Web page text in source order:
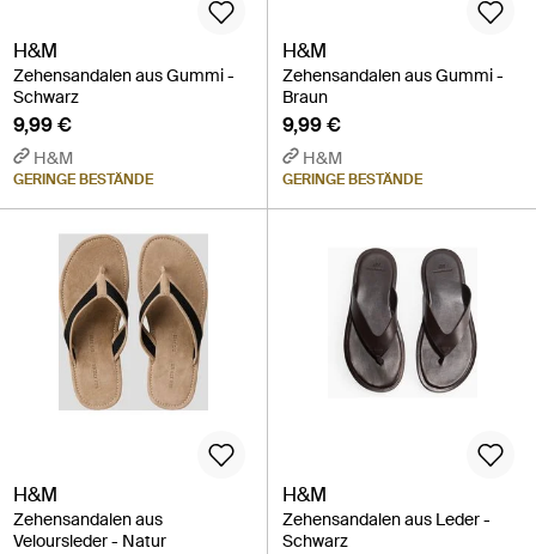
H&M
Zehensandalen aus Gummi -
Schwarz
9,99 €
H&M
GERINGE BESTÄNDE
H&M
Zehensandalen aus Gummi -
Braun
9,99 €
H&M
GERINGE BESTÄNDE
H&M
Zehensandalen aus
Veloursleder - Natur
H&M
Zehensandalen aus Leder -
Schwarz